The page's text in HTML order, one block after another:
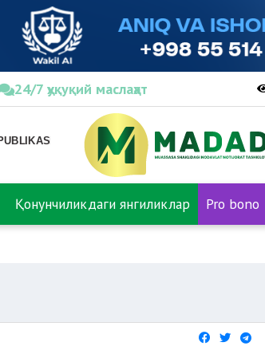
24/7 ҳуқуқий маслаҳат
Қонунчиликдаги янгиликлар Pro bono